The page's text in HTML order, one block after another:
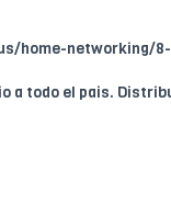
home-networking/
a todo el pais.